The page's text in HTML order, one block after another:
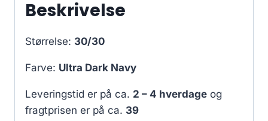
Beskrivelse
Størrelse: 30/30
Farve: Ultra Dark Navy
Leveringstid er på ca. 2 – 4 hverdage og
fragtprisen er på ca. 39